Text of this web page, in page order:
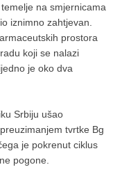
na smjernicama
iznimno zahtjevan.
prostora
koji se nalazi
je oko dva
Srbiju ušao
tvrtke Bg
je pokrenut ciklus
pogone.